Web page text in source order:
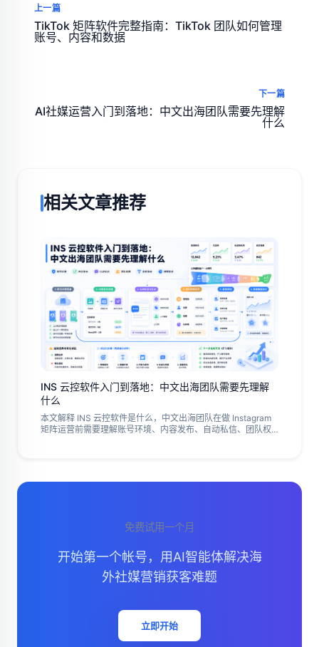
上一篇
TikTok 矩阵软件完整指南：TikTok 团队如何管理
账号、内容和数据
下一篇
AI社媒运营入门到落地：中文出海团队需要先理解
什么
相关文章推荐
INS 云控软件入门到落地：中文出海团队需要先理解
什么
本文解释 INS 云控软件是什么，中文出海团队在做 Instagram
矩阵运营前需要理解账号环境、内容发布、自动私信、团队权
免费试用一个月
开始第一个帐号，用AI智能体解决海
外社媒营销获客难题
立即开始